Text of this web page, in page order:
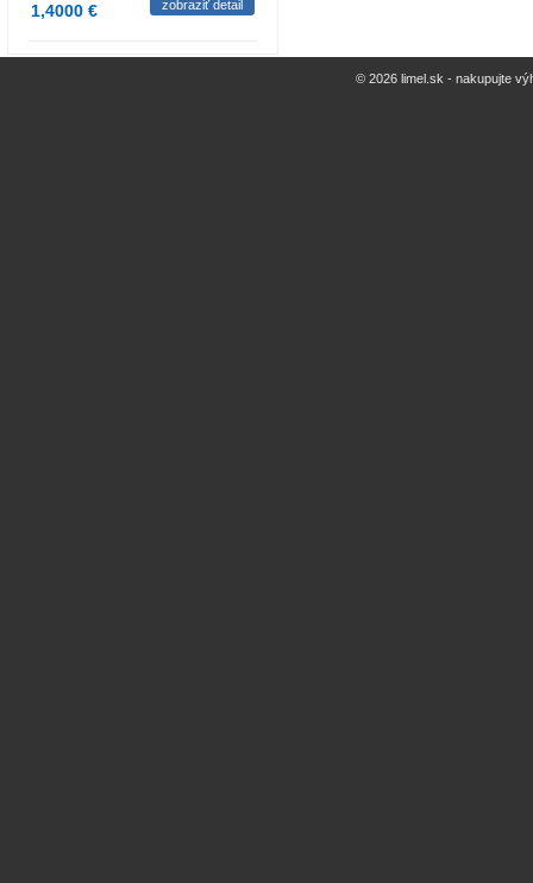
1,4000 € zobraziť detail
© 2026 limel.sk - nakupujte